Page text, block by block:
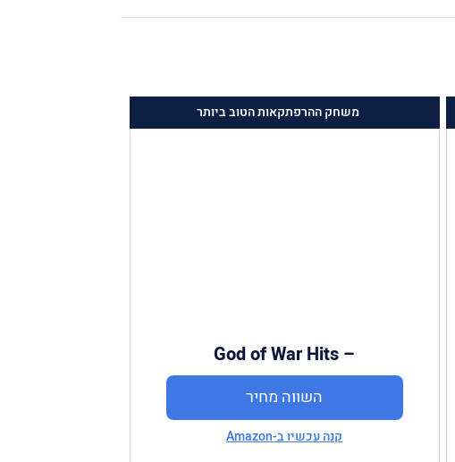
משחק ההרפתקאות הטוב ביותר
God of War Hits –
PlayStation 4
השווה מחיר
קנה עכשיו ב-Amazon